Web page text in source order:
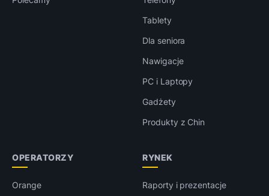
Tablety
Dla seniora
Nawigacje
PC i Laptopy
Gadżety
Produkty z Chin
OPERATORZY
Orange
RYNEK
Raporty i prezentacje